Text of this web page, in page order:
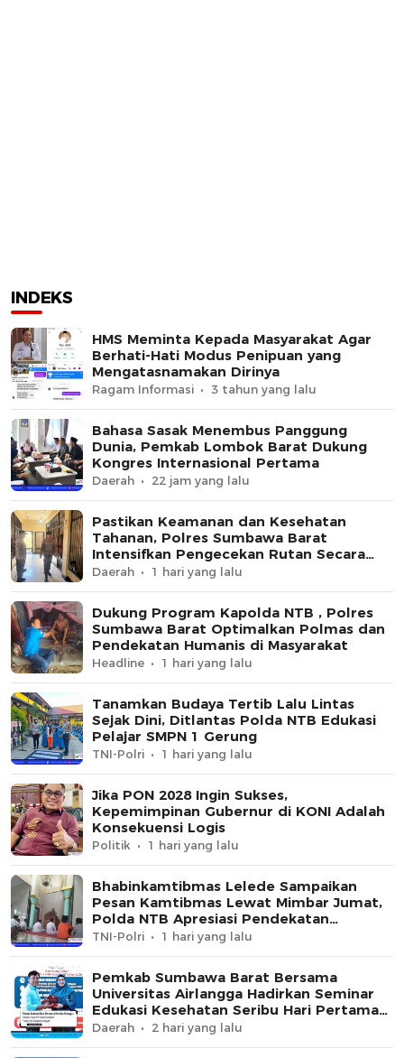
INDEKS
HMS Meminta Kepada Masyarakat Agar
Berhati-Hati Modus Penipuan yang
Mengatasnamakan Dirinya
Ragam Informasi 3 tahun yang lalu
Bahasa Sasak Menembus Panggung
Dunia, Pemkab Lombok Barat Dukung
Kongres Internasional Pertama
Daerah 22 jam yang lalu
Pastikan Keamanan dan Kesehatan
Tahanan, Polres Sumbawa Barat
Intensifkan Pengecekan Rutan Secara
Berkala
Daerah 1 hari yang lalu
Dukung Program Kapolda NTB , Polres
Sumbawa Barat Optimalkan Polmas dan
Pendekatan Humanis di Masyarakat
Headline 1 hari yang lalu
Tanamkan Budaya Tertib Lalu Lintas
Sejak Dini, Ditlantas Polda NTB Edukasi
Pelajar SMPN 1 Gerung
TNI-Polri 1 hari yang lalu
Jika PON 2028 Ingin Sukses,
Kepemimpinan Gubernur di KONI Adalah
Konsekuensi Logis
Politik 1 hari yang lalu
Bhabinkamtibmas Lelede Sampaikan
Pesan Kamtibmas Lewat Mimbar Jumat,
Polda NTB Apresiasi Pendekatan
Keagamaan
TNI-Polri 1 hari yang lalu
Pemkab Sumbawa Barat Bersama
Universitas Airlangga Hadirkan Seminar
Edukasi Kesehatan Seribu Hari Pertama
Kehidupan
Daerah 2 hari yang lalu